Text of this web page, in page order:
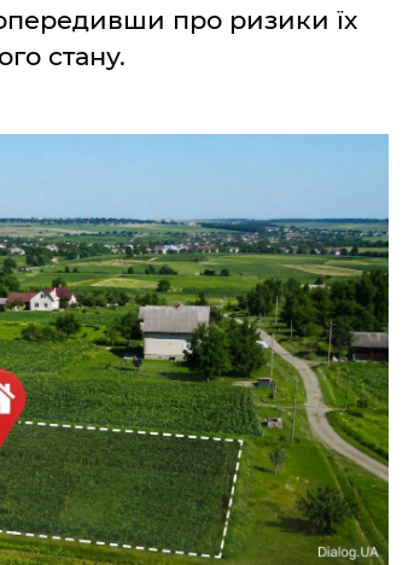
про ризики їх
стану.